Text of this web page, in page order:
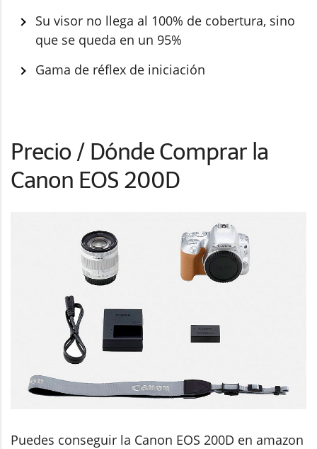
Su visor no llega al 100% de cobertura, sino
que se queda en un 95%
Gama de réflex de iniciación
Precio / Dónde Comprar la
Canon EOS 200D
Puedes conseguir la Canon EOS 200D en amazon